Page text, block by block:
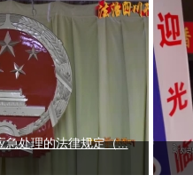
急处理的法律规定（...